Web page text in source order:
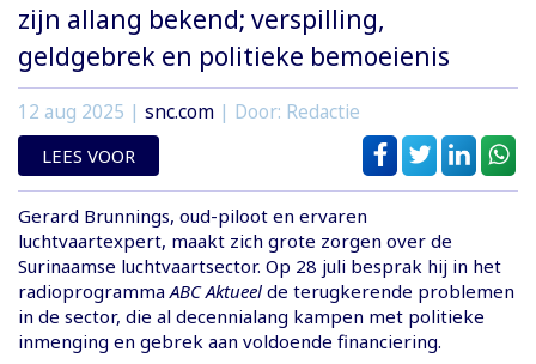
zijn allang bekend; verspilling,
geldgebrek en politieke bemoeienis
12 aug 2025 | snc.com | Door: Redactie
LEES VOOR
Gerard Brunnings, oud-piloot en ervaren
luchtvaartexpert, maakt zich grote zorgen over de
Surinaamse luchtvaartsector. Op 28 juli besprak hij in het
radioprogramma ABC Aktueel de terugkerende problemen
in de sector, die al decennialang kampen met politieke
inmenging en gebrek aan voldoende financiering.